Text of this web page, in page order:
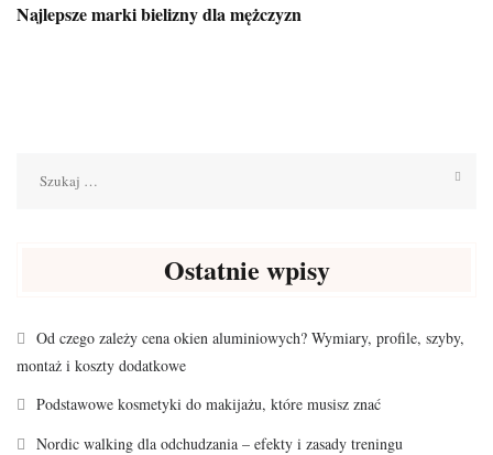
Najlepsze marki bielizny dla mężczyzn
Ostatnie wpisy
Od czego zależy cena okien aluminiowych? Wymiary, profile, szyby,
montaż i koszty dodatkowe
Podstawowe kosmetyki do makijażu, które musisz znać
Nordic walking dla odchudzania – efekty i zasady treningu